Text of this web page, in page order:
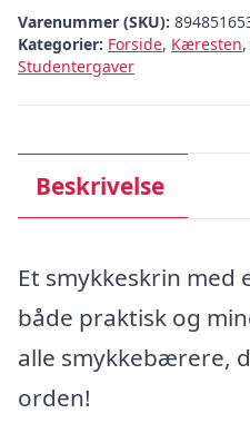
Varenummer (SKU):
Kategorier: Forside, Kæresten,
Studentergaver
Beskrivelse
Et smykkeskrin med
både praktisk og
alle smykkebærere,
orden!